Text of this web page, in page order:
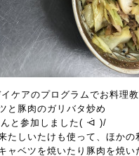
ケアのプログラムでお料理教
と豚肉のガリバタ炒め
んと参加しました( ᐙ )/
たしいたけも使って、ほかの
ャベツを焼いたり豚肉を焼い